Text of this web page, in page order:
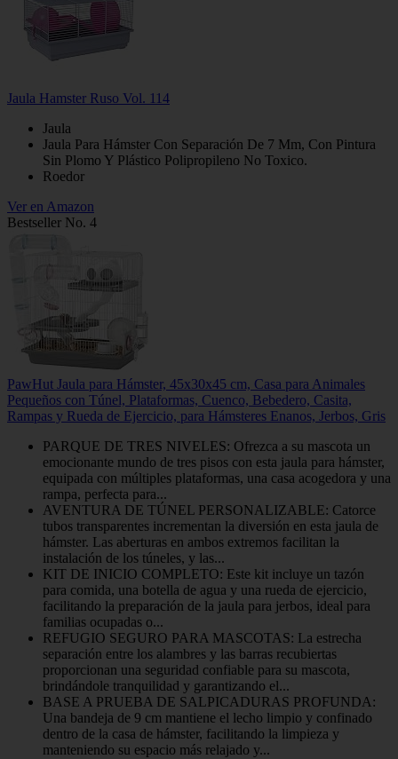
Jaula Hamster Ruso Vol. 114
Jaula
Jaula Para Hámster Con Separación De 7 Mm, Con Pintura
Sin Plomo Y Plástico Polipropileno No Toxico.
Roedor
Ver en Amazon
Bestseller No. 4
PawHut Jaula para Hámster, 45x30x45 cm, Casa para Animales
Pequeños con Túnel, Plataformas, Cuenco, Bebedero, Casita,
Rampas y Rueda de Ejercicio, para Hámsteres Enanos, Jerbos, Gris
PARQUE DE TRES NIVELES: Ofrezca a su mascota un
emocionante mundo de tres pisos con esta jaula para hámster,
equipada con múltiples plataformas, una casa acogedora y una
rampa, perfecta para...
AVENTURA DE TÚNEL PERSONALIZABLE: Catorce
tubos transparentes incrementan la diversión en esta jaula de
hámster. Las aberturas en ambos extremos facilitan la
instalación de los túneles, y las...
KIT DE INICIO COMPLETO: Este kit incluye un tazón
para comida, una botella de agua y una rueda de ejercicio,
facilitando la preparación de la jaula para jerbos, ideal para
familias ocupadas o...
REFUGIO SEGURO PARA MASCOTAS: La estrecha
separación entre los alambres y las barras recubiertas
proporcionan una seguridad confiable para su mascota,
brindándole tranquilidad y garantizando el...
BASE A PRUEBA DE SALPICADURAS PROFUNDA:
Una bandeja de 9 cm mantiene el lecho limpio y confinado
dentro de la casa de hámster, facilitando la limpieza y
manteniendo su espacio más relajado y...